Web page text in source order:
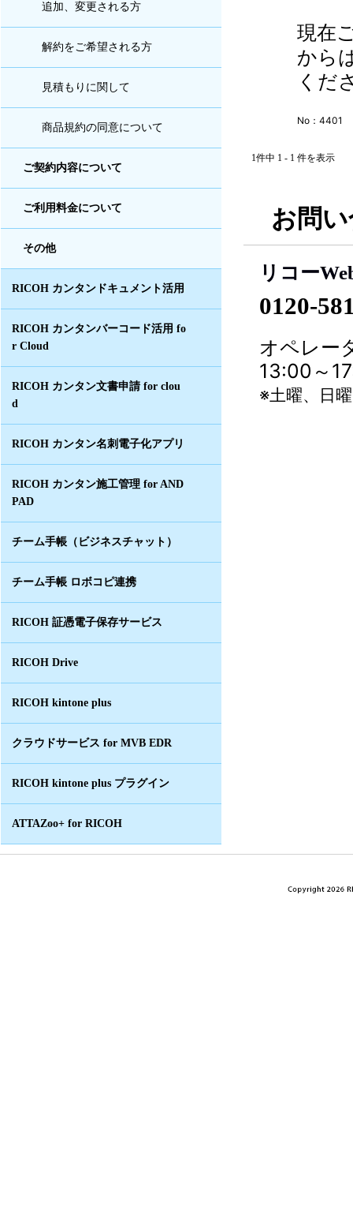
追加、変更される方
解約をご希望される方
見積もりに関して
商品規約の同意について
ご契約内容について
ご利用料金について
その他
RICOH カンタンドキュメント活用
RICOH カンタンバーコード活用 fo
r Cloud
RICOH カンタン文書申請 for clou
d
RICOH カンタン名刺電子化アプリ
RICOH カンタン施工管理 for AND
PAD
チーム手帳（ビジネスチャット）
チーム手帳 ロボコピ連携
RICOH 証憑電子保存サービス
RICOH Drive
RICOH kintone plus
クラウドサービス for MVB EDR
RICOH kintone plus プラグイン
ATTAZoo+ for RICOH
現在
から
くだ
No：4401
1件中 1 - 1 件を表示
お問
リコー
0120-
オペレー
13:00～
※土曜、日